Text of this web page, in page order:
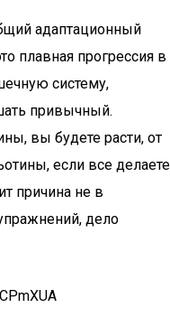
адаптационный
плавная прогрессия в
систему,
привычный.
вы будете расти, от
если все делаете
причина не в
дело